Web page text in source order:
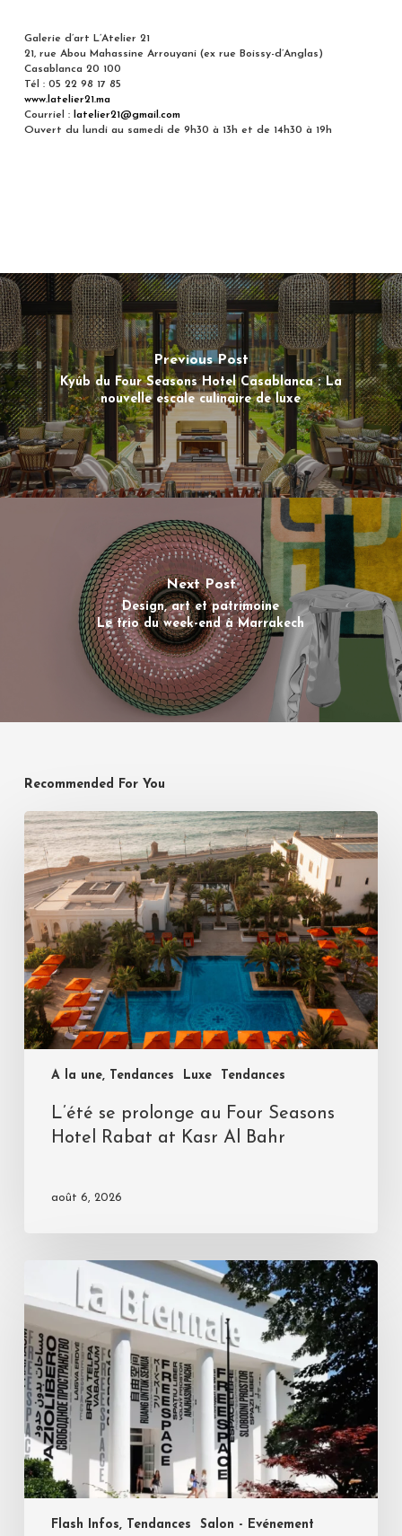
Galerie d’art L’Atelier 21
21, rue Abou Mahassine Arrouyani (ex rue Boissy-d’Anglas)
Casablanca 20 100
Tél : 05 22 98 17 85
www.latelier21.ma
Courriel : latelier21@gmail.com
Ouvert du lundi au samedi de 9h30 à 13h et de 14h30 à 19h
Previous Post
Kyúb du Four Seasons Hotel Casablanca : La
nouvelle escale culinaire de luxe
Next Post
Design, art et patrimoine
Le trio du week-end à Marrakech
Recommended For You
A la une, Tendances Luxe Tendances
L’été se prolonge au Four Seasons
Hotel Rabat at Kasr Al Bahr
août 6, 2026
Flash Infos, Tendances Salon - Evénement